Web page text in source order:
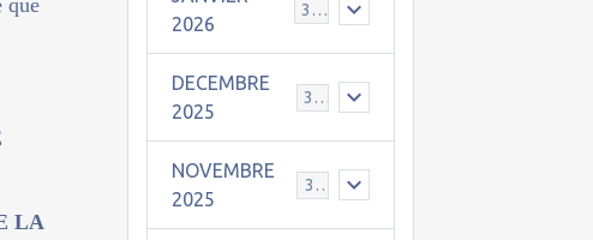
LA
2026
31
DECEMBRE
2025
30
NOVEMBRE
2025
30